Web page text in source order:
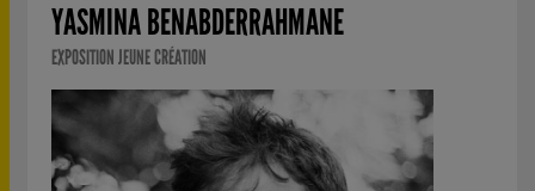
YASMINA BENABDERRAHMANE
EXPOSITION JEUNE CRÉATION